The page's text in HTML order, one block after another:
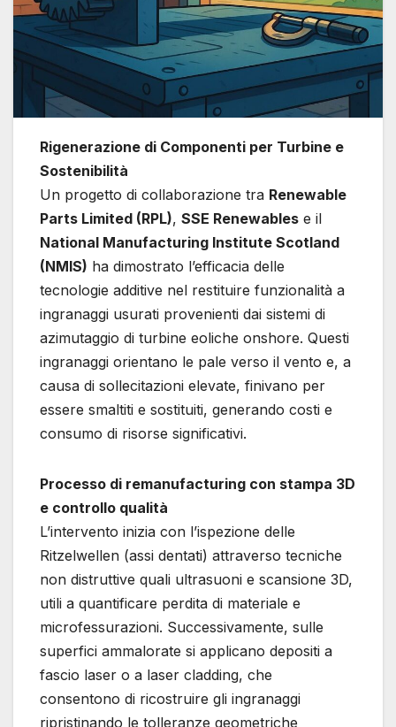
Rigenerazione di Componenti per Turbine e
Sostenibilità
Un progetto di collaborazione tra Renewable
Parts Limited (RPL), SSE Renewables e il
National Manufacturing Institute Scotland
(NMIS) ha dimostrato l’efficacia delle
tecnologie additive nel restituire funzionalità a
ingranaggi usurati provenienti dai sistemi di
azimutaggio di turbine eoliche onshore. Questi
ingranaggi orientano le pale verso il vento e, a
causa di sollecitazioni elevate, finivano per
essere smaltiti e sostituiti, generando costi e
consumo di risorse significativi.
Processo di remanufacturing con stampa 3D
e controllo qualità
L’intervento inizia con l’ispezione delle
Ritzelwellen (assi dentati) attraverso tecniche
non distruttive quali ultrasuoni e scansione 3D,
utili a quantificare perdita di materiale e
microfessurazioni. Successivamente, sulle
superfici ammalorate si applicano depositi a
fascio laser o a laser cladding, che
consentono di ricostruire gli ingranaggi
ripristinando le tolleranze geometriche